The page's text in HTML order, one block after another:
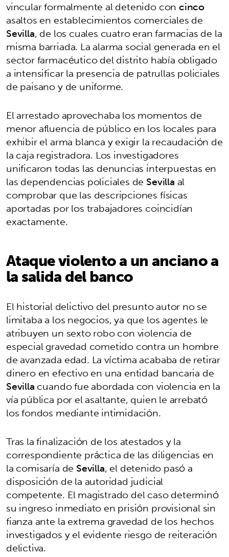
vincular formalmente al detenido concinco
asaltos en establecimientos comerciales de
Sevilla, de los cuales cuatro eran farmacias de la
misma barriada. La alarma social generada en el
sector farmacéutico del distrito había obligado
a intensificar la presencia de patrullas policiales
de paisano y de uniforme.
El arrestado aprovechaba los momentos de
menor afluencia de público en los locales para
exhibir el arma blanca y exigir la recaudación de
la caja registradora. Los investigadores
unificaron todas las denuncias interpuestas en
las dependencias policiales de Sevillaal
comprobar que las descripciones físicas
aportadas por los trabajadores coincidían
exactamente.
Ataque violento a un anciano a
la salida del banco
El historial delictivo del presunto autor no se
limitaba a los negocios, ya que los agentes le
atribuyen un sexto robo con violencia de
especial gravedad cometido contra un hombre
de avanzada edad. La víctima acababa de retirar
dinero en efectivo en una entidad bancaria de
Sevillacuando fue abordada con violencia en la
vía pública por el asaltante, quien le arrebató
los fondos mediante intimidación.
Tras la finalización de los atestados y la
correspondiente práctica de las diligencias en
la comisaría de Sevilla, el detenido pasó a
disposición de la autoridad judicial
competente. El magistrado del caso determinó
su ingreso inmediato en prisión provisional sin
fianza ante la extrema gravedad de los hechos
investigados y el evidente riesgo de reiteración
delictiva.